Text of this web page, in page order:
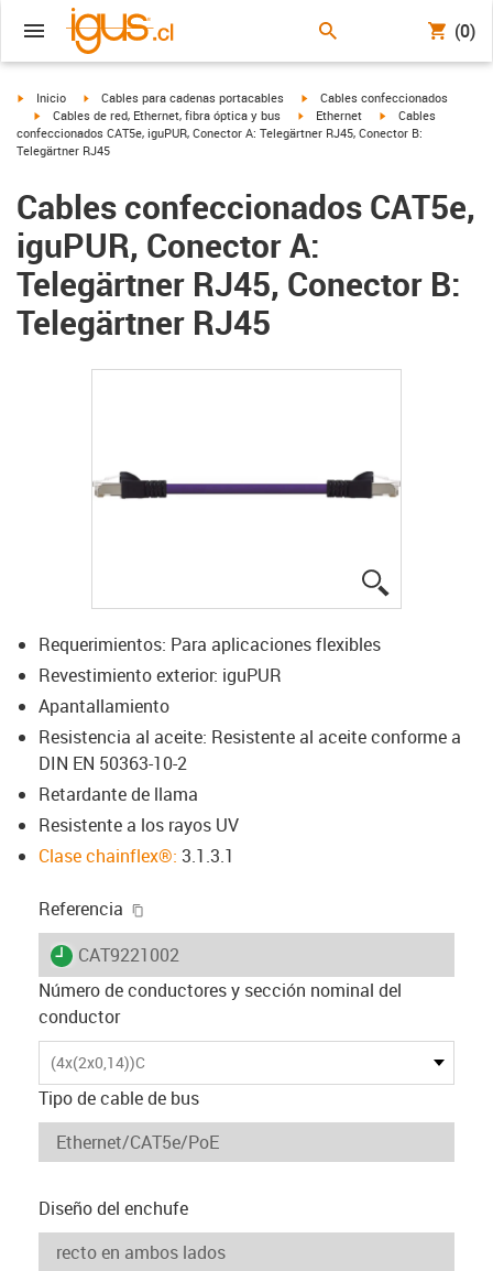
(0)
igus-icon-arrow-right
Inicio igus-icon-arrow-right
Cables para cadenas portacables igus-icon-arrow-right
Cables confeccionados
igus-icon-arrow-right
Cables de red, Ethernet, fibra óptica y bus igus-icon-arrow-right
Ethernet igus-icon-arrow-
Cables
confeccionados CAT5e, iguPUR, Conector A: Telegärtner RJ45, Conector B:
Telegärtner RJ45
Cables confeccionados CAT5e,
iguPUR, Conector A:
Telegärtner RJ45, Conector B:
Telegärtner RJ45
Requerimientos: Para aplicaciones flexibles
Revestimiento exterior: iguPUR
Apantallamiento
Resistencia al aceite: Resistente al aceite conforme a
DIN EN 50363-10-2
Retardante de llama
Resistente a los rayos UV
Clase chainflex®: 3.1.3.1
Referencia
igus-icon-lieferzeit
CAT9221002
Número de conductores y sección nominal del
conductor
(4x(2x0,14))C
Tipo de cable de bus
Diseño del enchufe